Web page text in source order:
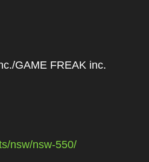
GAME FREAK inc.
nsw/nsw-550/